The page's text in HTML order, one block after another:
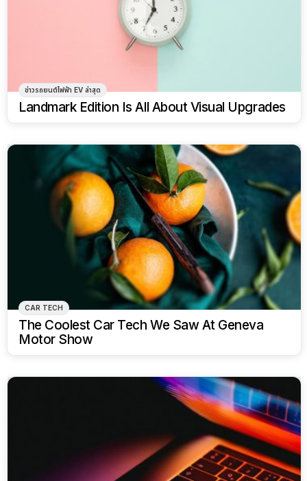
ข่าวรถยนต์ไฟฟ้า EV ล่าสุด
Landmark Edition Is All About Visual Upgrades
CAR TECH
The Coolest Car Tech We Saw At Geneva
Motor Show